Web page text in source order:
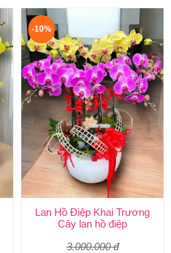
-10%
Lan Hồ Điệp Khai Trương
Cây lan hồ điệp
3.000.000 đ